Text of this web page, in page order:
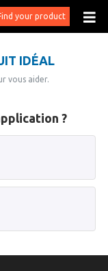
your product
IDÉAL
vous aider.
?